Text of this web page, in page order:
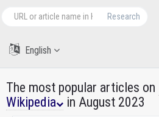
Research
English
The most popular articles on
Wikipedia
in August 2023